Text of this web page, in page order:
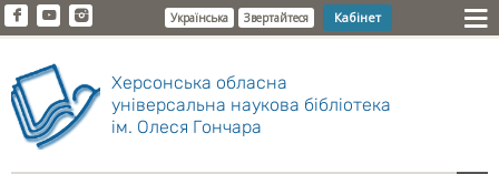
Українська Звертайтеся Кабінет
Херсонська обласна
універсальна наукова бібліотека
ім. Олеся Гончара